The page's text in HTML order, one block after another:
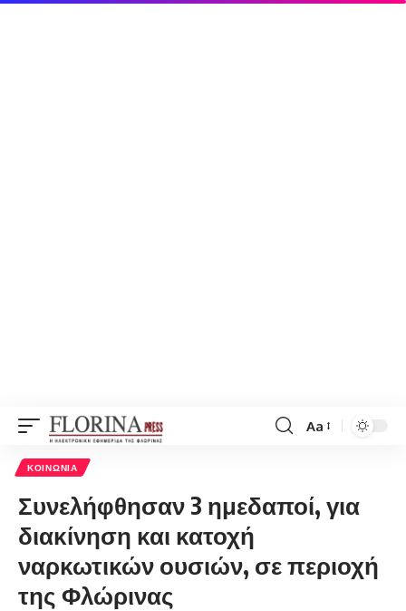
Font
Aa
ΚΟΙΝΩΝΊΑ
Συνελήφθησαν 3 ημεδαποί, για
διακίνηση και κατοχή
ναρκωτικών ουσιών, σε περιοχή
της Φλώρινας